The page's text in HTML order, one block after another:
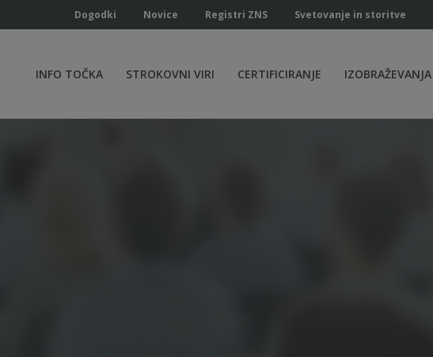
Dogodki Novice Registri ZNS Svetovanje in storitve
INFO TOČKA STROKOVNI VIRI CERTIFICIRANJE IZOBRAŽEVANJA